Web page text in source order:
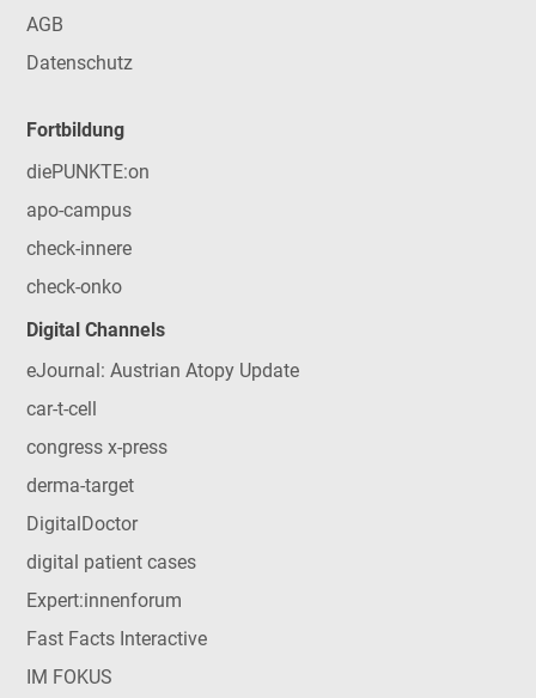
AGB
Datenschutz
Fortbildung
diePUNKTE:on
apo-campus
check-innere
check-onko
Digital Channels
eJournal: Austrian Atopy Update
car-t-cell
congress x-press
derma-target
DigitalDoctor
digital patient cases
Expert:innenforum
Fast Facts Interactive
IM FOKUS